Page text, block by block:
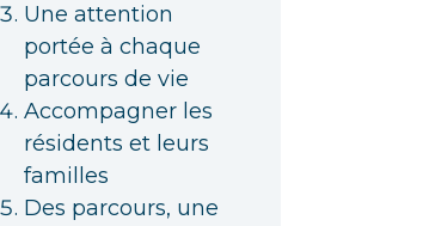
Une attention
portée à chaque
parcours de vie
Accompagner les
résidents et leurs
familles
Des parcours, une